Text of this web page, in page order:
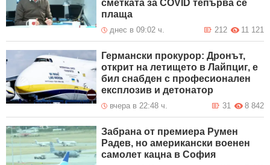
сметката за COVID тепърва се
плаща
днес в 09:02 ч. 11 121
212
Германски прокурор: Дронът,
открит на летището в Лайпциг, е
бил снабден с професионален
експлозив и детонатор
вчера в 22:48 ч. 8 842
31
Забрана от премиера Румен
Радев, но американски военен
самолет кацна в София